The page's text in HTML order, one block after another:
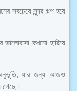
সবচেয়ে সুন্দর গল্প হয়ে
ভালোবাসা কখনো হারিয়ে
অনুভূতি, যার জন্য আজও
গেছে।